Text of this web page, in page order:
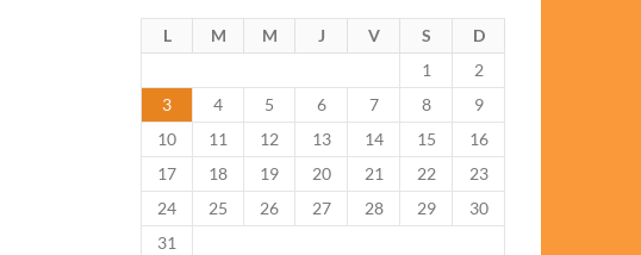
L M M J V S
D
1
2
3
4 5 6 7 8
9
10
11 12 13 14 15
16
17
18 19 20 21 22
23
24
25 26 27 28 29
30
31